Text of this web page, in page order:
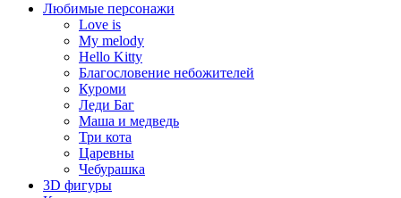
Любимые персонажи
Love is
My melody
Hello Kitty
Благословение небожителей
Куроми
Леди Баг
Маша и медведь
Три кота
Царевны
Чебурашка
3D фигуры